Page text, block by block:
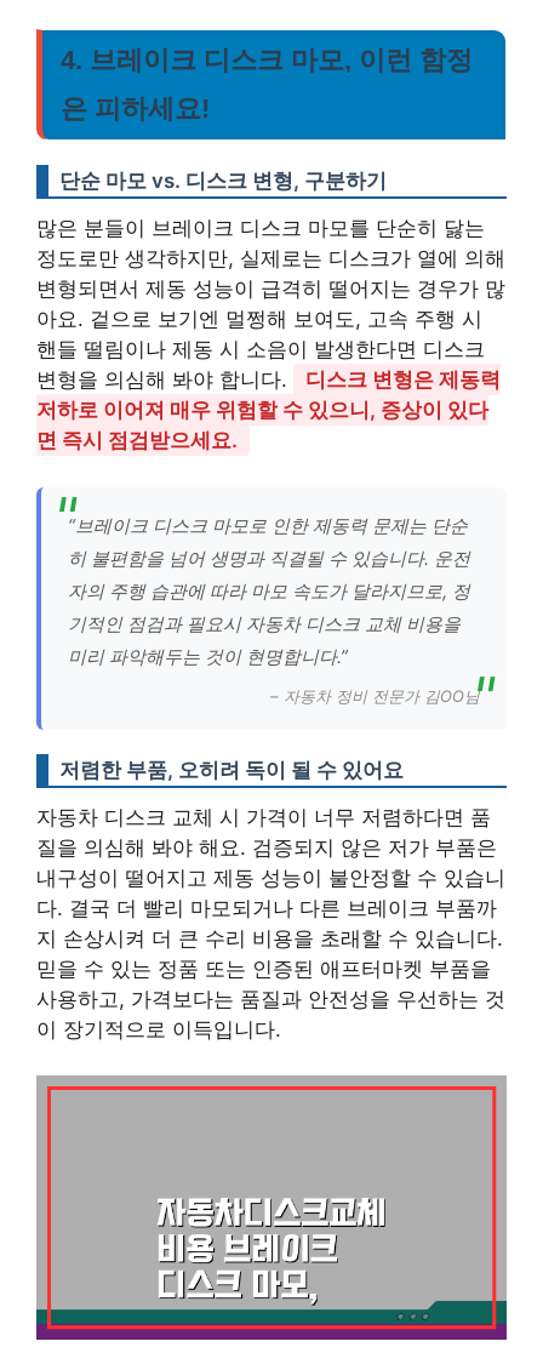
4. 브레이크 디스크 마모, 이런 함정
은 피하세요!
단순 마모 vs. 디스크 변형, 구분하기
많은 분들이 브레이크 디스크 마모를 단순히 닳는
정도로만 생각하지만, 실제로는 디스크가 열에 의해
변형되면서 제동 성능이 급격히 떨어지는 경우가 많
아요. 겉으로 보기엔 멀쩡해 보여도, 고속 주행 시
핸들 떨림이나 제동 시 소음이 발생한다면 디스크
변형을 의심해 봐야 합니다.
디스크 변형은 제동력
저하로 이어져 매우 위험할 수 있으니, 증상이 있다
면 즉시 점검받으세요.
“브레이크 디스크 마모로 인한 제동력 문제는 단순
히 불편함을 넘어 생명과 직결될 수 있습니다. 운전
자의 주행 습관에 따라 마모 속도가 달라지므로, 정
기적인 점검과 필요시 자동차 디스크 교체 비용을
미리 파악해두는 것이 현명합니다.”
– 자동차 정비 전문가 김OO님
저렴한 부품, 오히려 독이 될 수 있어요
자동차 디스크 교체 시 가격이 너무 저렴하다면 품
질을 의심해 봐야 해요. 검증되지 않은 저가 부품은
내구성이 떨어지고 제동 성능이 불안정할 수 있습니
다. 결국 더 빨리 마모되거나 다른 브레이크 부품까
지 손상시켜 더 큰 수리 비용을 초래할 수 있습니다.
믿을 수 있는 정품 또는 인증된 애프터마켓 부품을
사용하고, 가격보다는 품질과 안전성을 우선하는 것
이 장기적으로 이득입니다.